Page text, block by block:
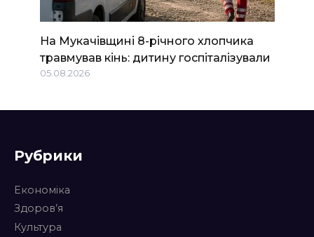
На Мукачівщині 8-річного хлопчика
травмував кінь: дитину госпіталізували
05.08.2026
Рубрики
Економіка
Здоров’я
Культура